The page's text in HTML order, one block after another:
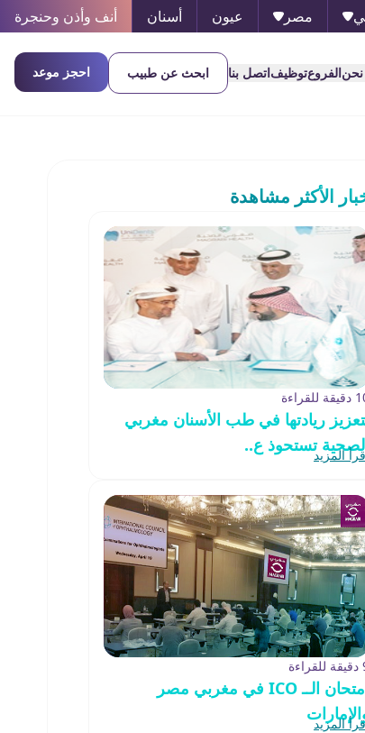
مصر عيون أسنان أنف وأذن وحنجرة
الفروعتوظيفاتصل بنا ابحث عن طبيب احجز موعد
الأكثر مشاهدة
للقراءة
ريادتها في طب الأسنان مغربي
تستحوذ ع..المزيد
امتحان الــ ICO في مغربي مصر
المزيد